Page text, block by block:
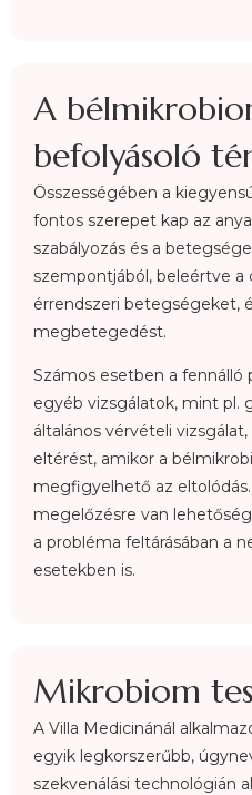
A
befolyásoló
Összességében a
fontos szerepet kap az
szabályozás és a
szempontjából, beleértve
érrendszeri betegségeket,
megbetegedést.
Számos esetben a fennálló
egyéb vizsgálatok, mint pl.
általános vérvételi
eltérést, amikor a
megfigyelhető az eltolódás.
megelőzésre van
a probléma feltárásában a
esetekben is.
Mikrobiom
A Villa Medicinánál
egyik legkorszerűbb,
szekvenálási technológián